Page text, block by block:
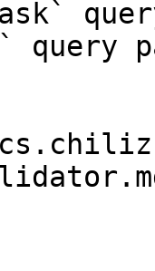
query